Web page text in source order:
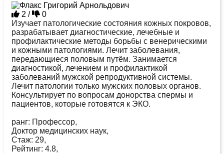
2 /
0
Изучает патологические состояния кожных покровов,
разрабатывает диагностические, лечебные и
профилактические методы борьбы с венерическими
и кожными патологиями. Лечит заболевания,
передающиеся половым путём. Занимается
диагностикой, лечением и профилактикой
заболеваний мужской репродуктивной системы.
Лечит патологии только мужских половых органов.
Консультирует по вопросам донорства спермы и
пациентов, которые готовятся к ЭКО.
ранг: Профессор,
Доктор медицинских наук,
Стаж: 29,
Рейтинг: 4.8,